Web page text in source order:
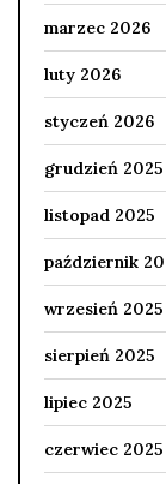
marzec 2026
luty 2026
styczeń 2026
grudzień 2025
listopad 2025
październik
wrzesień 2025
sierpień 2025
lipiec 2025
czerwiec 2025